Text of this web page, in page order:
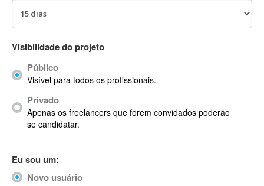
AccountMate
Acrobat
Acrobat X
Acronis
ACT
ActionScript
ActionScript 3
Visibilidade do projeto
Público
Visível para todos os profissionais.
Privado
Apenas os freelancers que forem convidados poderão
se candidatar.
Eu sou um:
Novo usuário